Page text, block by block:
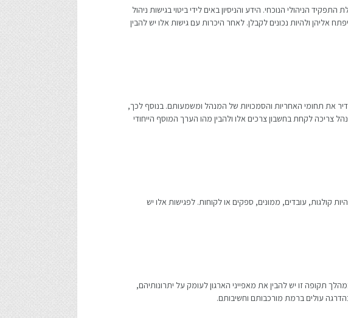
הניהולי הנוכחי. הידע והניסיון באים לידי ביטוי בגישות ניהול
אליהן ולהיות נכונים לקבלן. לאחר היכרות עם גישות אלו יש להבין
את תחומי האחריות והסמכויות של המנהל ומשמעותם. בנוסף לכך,
צריכה לקחת בחשבון צרכים אלו ולהבין מהו הערך המוסף הייחודי
קולגות, עובדים, ממונים, ספקים או לקוחות. לפגישות אלו יש
זו יש להבין את מאפייני הארגון לעומק על יתרונותיהם,
עולים ברמת מורכבותם וחשיבותם.